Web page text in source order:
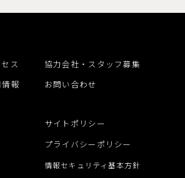
ス
報
協力会社・スタッフ募集
お問い合わせ
サイトポリシー
プライバシーポリシー
情報セキュリティ基本方針